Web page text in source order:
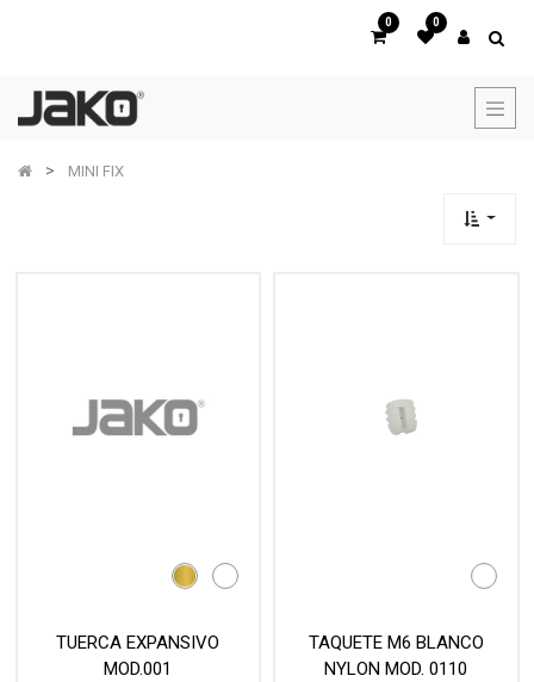
0 0
MINI FIX
TUERCA EXPANSIVO
MOD.001
TAQUETE M6 BLANCO
NYLON MOD. 0110